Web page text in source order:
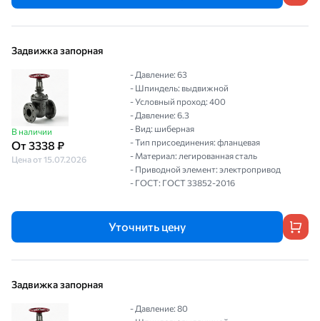
Задвижка запорная
В наличии
От 3338 ₽
Цена от 15.07.2026
- Давление: 63
- Шпиндель: выдвижной
- Условный проход: 400
- Давление: 6.3
- Вид: шиберная
- Тип присоединения: фланцевая
- Материал: легированная сталь
- Приводной элемент: электропривод
- ГОСТ: ГОСТ 33852-2016
Уточнить цену
Задвижка запорная
- Давление: 80